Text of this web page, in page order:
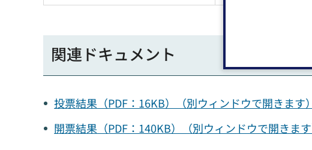
関連ドキュメント
投票結果（PDF：16KB）（別ウィンドウで開きます）
開票結果（PDF：140KB）（別ウィンドウで開きます